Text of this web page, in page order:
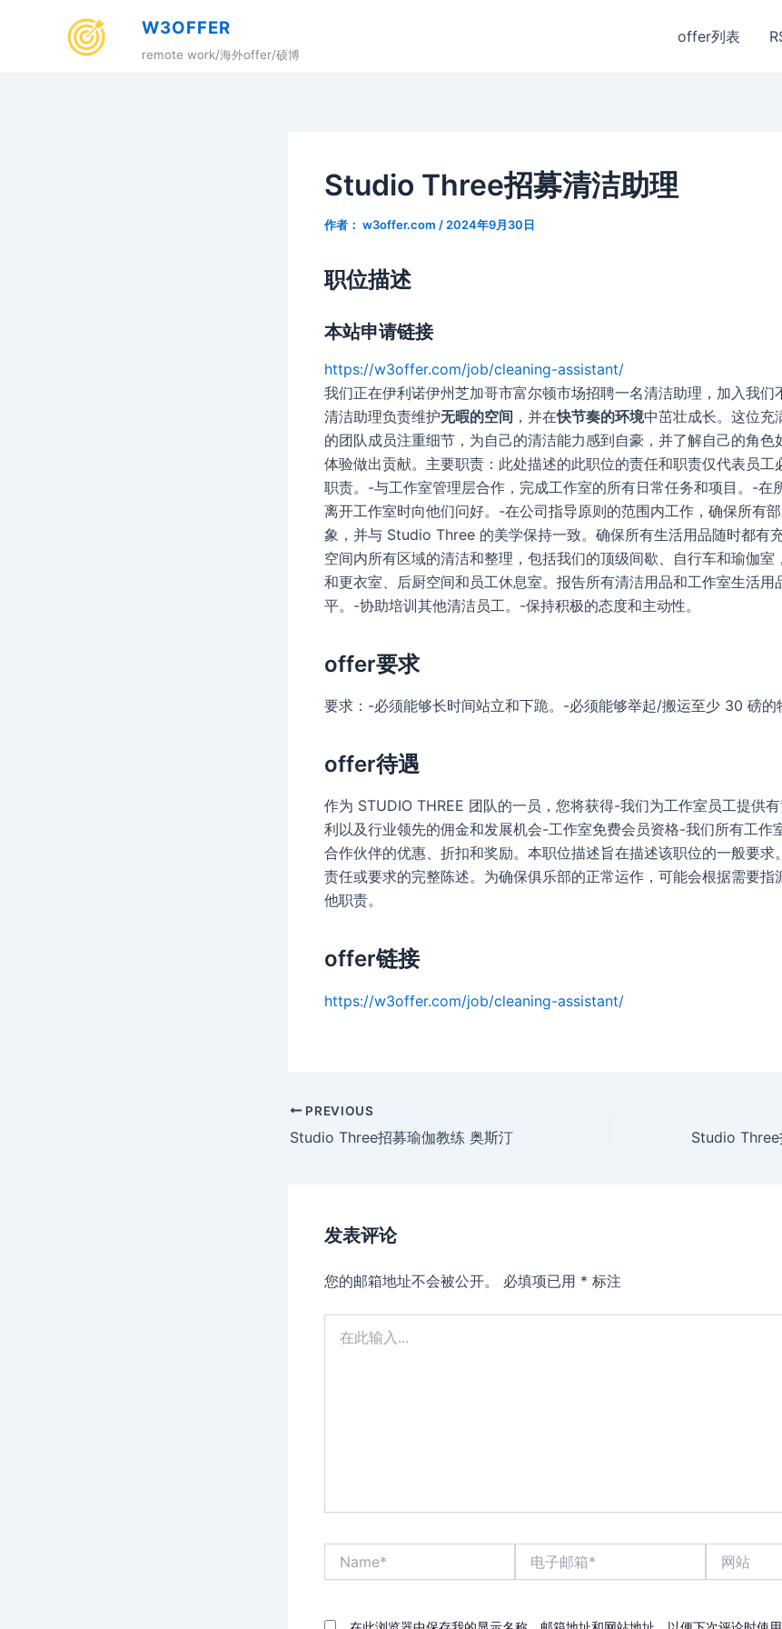
W3OFFER
remote work/海外offer/硕博
offer列表
Studio Three招募清洁助理
作者： w3offer.com / 2024年9月30日
职位描述
本站申请链接
https://w3offer.com/job/cleaning-assistant/
我们正在伊利诺伊州芝加哥市富尔顿市场招聘一名清洁助理，加入我们
清洁助理负责维护无暇的空间 ，并在快节奏的环境中茁壮成长。这位充
的团队成员注重细节，为自己的清洁能力感到自豪，并了解自己的角色
体验做出贡献。主要职责：此处描述的此职位的责任和职责仅代表员工
职责。-与工作室管理层合作，完成工作室的所有日常任务和项目。-在
离开工作室时向他们问好。-在公司指导原则的范围内工作，确保所有
象，并与 Studio Three 的美学保持一致。确保所有生活用品随时都有
空间内所有区域的清洁和整理，包括我们的顶级间歇、自行车和瑜伽室
和更衣室、后厨空间和员工休息室。报告所有清洁用品和工作室生活用
平。-协助培训其他清洁员工。-保持积极的态度和主动性。
offer要求
要求：-必须能够长时间站立和下跪。-必须能够举起/搬运至少 30 磅的
offer待遇
作为 STUDIO THREE 团队的一员，您将获得-我们为工作室员工提供
利以及行业领先的佣金和发展机会-工作室免费会员资格-我们所有工作
合作伙伴的优惠、折扣和奖励。本职位描述旨在描述该职位的一般要求
责任或要求的完整陈述。为确保俱乐部的正常运作，可能会根据需要指
他职责。
offer链接
https://w3offer.com/job/cleaning-assistant/
Post
navigation
PREVIOUS
Studio Three招募瑜伽教练 奥斯汀
发表评论
您的邮箱地址不会被公开。 必填项已用 * 标注
*